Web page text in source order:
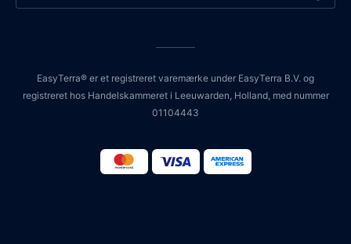
EasyTerra® er et registreret varemærke under EasyTerra B.V. og
registreret hos Handelskammeret i Leeuwarden, Holland, med nummer
01104443